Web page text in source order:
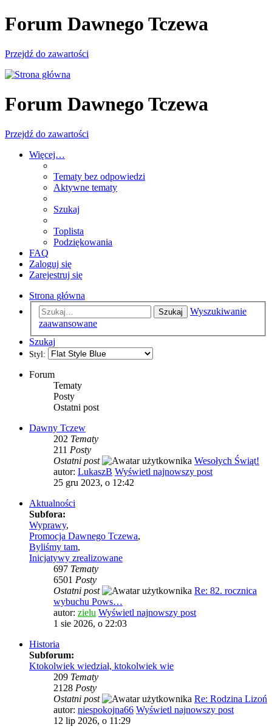
Forum Dawnego Tczewa
Przejdź do zawartości
Forum Dawnego Tczewa
Przejdź do zawartości
Więcej…
Tematy bez odpowiedzi
Aktywne tematy
Szukaj
Toplista
Podziękowania
FAQ
Zaloguj się
Zarejestruj się
Strona główna
Szukaj
Wyszukiwanie
zaawansowane
Szukaj
Styl:
Forum
Tematy
Posty
Ostatni post
Dawny Tczew
202 Tematy
211 Posty
Ostatni post
Wesołych Świąt!
autor: LukaszB Wyświetl najnowszy post
25 gru 2023, o 12:42
Aktualności
Subfora:
Wyprawy,
Promocja Dawnego Tczewa,
Byliśmy tam,
Inicjatywy zrealizowane
697 Tematy
6501 Posty
Ostatni post
Re: 82. rocznica
wybuchu Pows…
autor: zielu Wyświetl najnowszy post
1 sie 2026, o 22:03
Historia
Subforum:
Ktokolwiek wiedział, ktokolwiek wie
209 Tematy
2128 Posty
Ostatni post
Re: Rodzina Lizoń
autor: niespokojna66 Wyświetl najnowszy post
12 lip 2026, o 11:29